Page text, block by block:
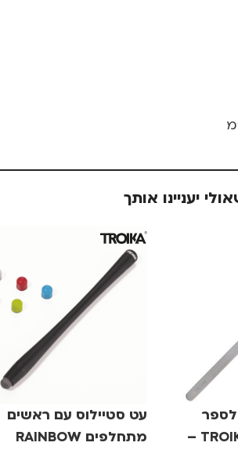
יעניינו אותך
לספר
TROIKA BOOKMARKS –
עט סטיילוס עם ראשים
מתחלפים RAINBOW